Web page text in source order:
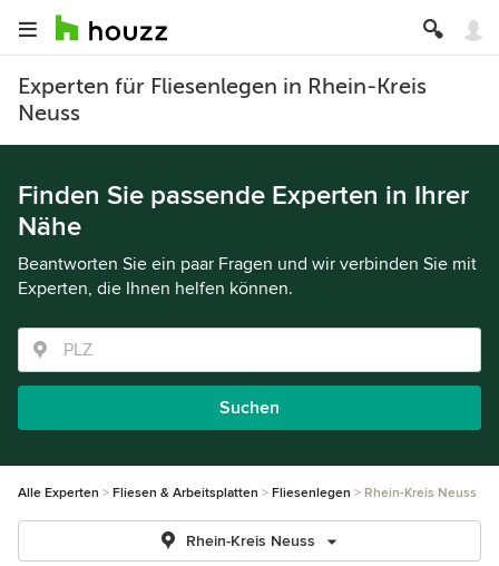
Experten für Fliesenlegen in Rhein-Kreis
Neuss
Finden Sie passende Experten in Ihrer
Nähe
Beantworten Sie ein paar Fragen und wir verbinden Sie mit
Experten, die Ihnen helfen können.
Suchen
Alle Experten Fliesen & Arbeitsplatten Fliesenlegen Rhein-Kreis Neuss
Rhein-Kreis Neuss